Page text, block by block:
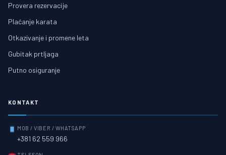
Provera rezervacije
Plaćanje karata
Otkazivanje i promene leta
Gubitak prtljaga
Putno osiguranje
KONTAKT
MOB / VIBER / WHATSAPP
+381 62 559 966